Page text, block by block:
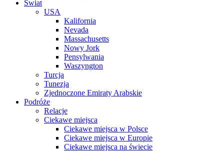
Świat
USA
Kalifornia
Nevada
Massachusetts
Nowy Jork
Pensylwania
Waszyngton
Turcja
Tunezja
Zjednoczone Emiraty Arabskie
Podróże
Relacje
Ciekawe miejsca
Ciekawe miejsca w Polsce
Ciekawe miejsca w Europie
Ciekawe miejsca na świecie